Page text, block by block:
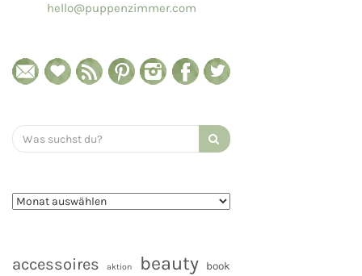
hello@puppenzimmer.com
Search
for:
accessoires aktion beauty
book